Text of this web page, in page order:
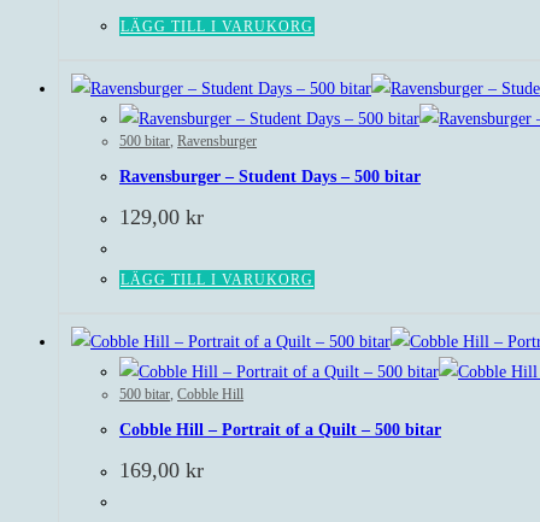
LÄGG TILL I VARUKORG
500 bitar Ravensburger
Ravensburger – Student Days – 500 bitar
129,00 kr
LÄGG TILL I VARUKORG
500 bitar Cobble Hill
Cobble Hill – Portrait of a Quilt – 500 bitar
169,00 kr